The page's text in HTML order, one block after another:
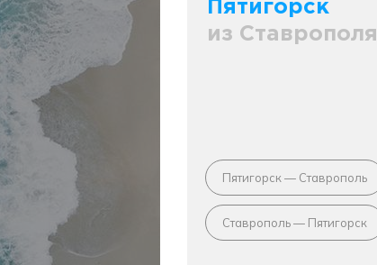
Пятигорск
из Ставрополя
Пятигорск — Ставрополь
Ставрополь — Пятигорск